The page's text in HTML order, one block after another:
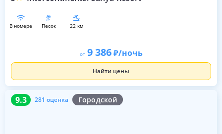
в номере песок 22 км
от 9 386 /ночь
Найти цены
9.3 281 оценка Городской
9.3 281 оценка